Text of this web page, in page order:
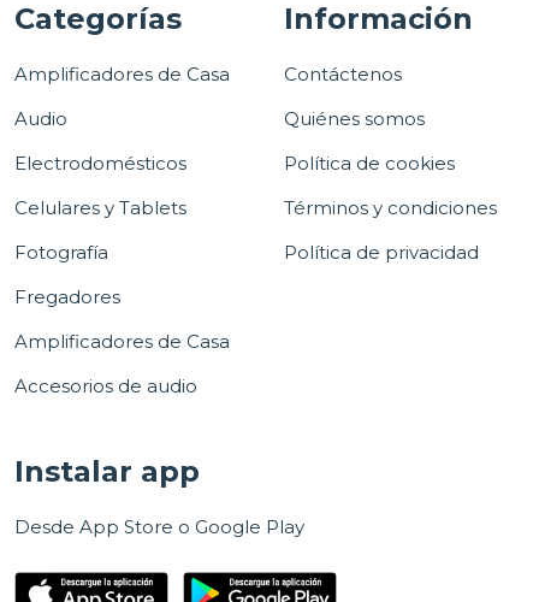
Categorías
Amplificadores de Casa
Audio
Electrodomésticos
Celulares y Tablets
Fotografía
Fregadores
Amplificadores de Casa
Accesorios de audio
Información
Contáctenos
Quiénes somos
Política de cookies
Términos y condiciones
Política de privacidad
Instalar app
Desde App Store o Google Play